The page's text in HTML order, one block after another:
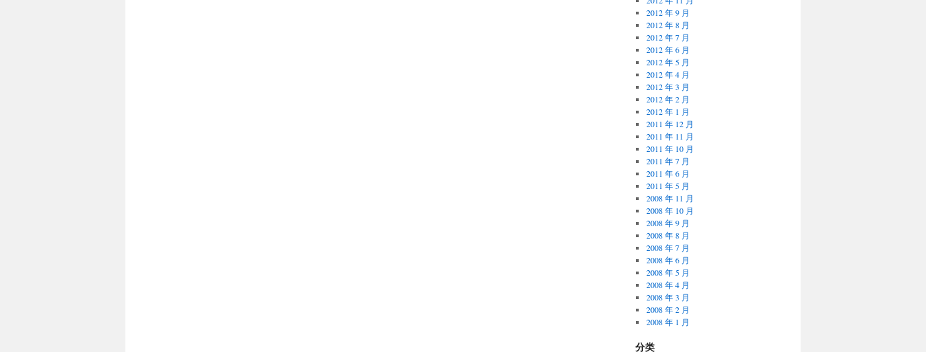
2012 年 9 月
2012 年 8 月
2012 年 7 月
2012 年 6 月
2012 年 5 月
2012 年 4 月
2012 年 3 月
2012 年 2 月
2012 年 1 月
2011 年 12 月
2011 年 11 月
2011 年 10 月
2011 年 7 月
2011 年 6 月
2011 年 5 月
2008 年 11 月
2008 年 10 月
2008 年 9 月
2008 年 8 月
2008 年 7 月
2008 年 6 月
2008 年 5 月
2008 年 4 月
2008 年 3 月
2008 年 2 月
2008 年 1 月
分类